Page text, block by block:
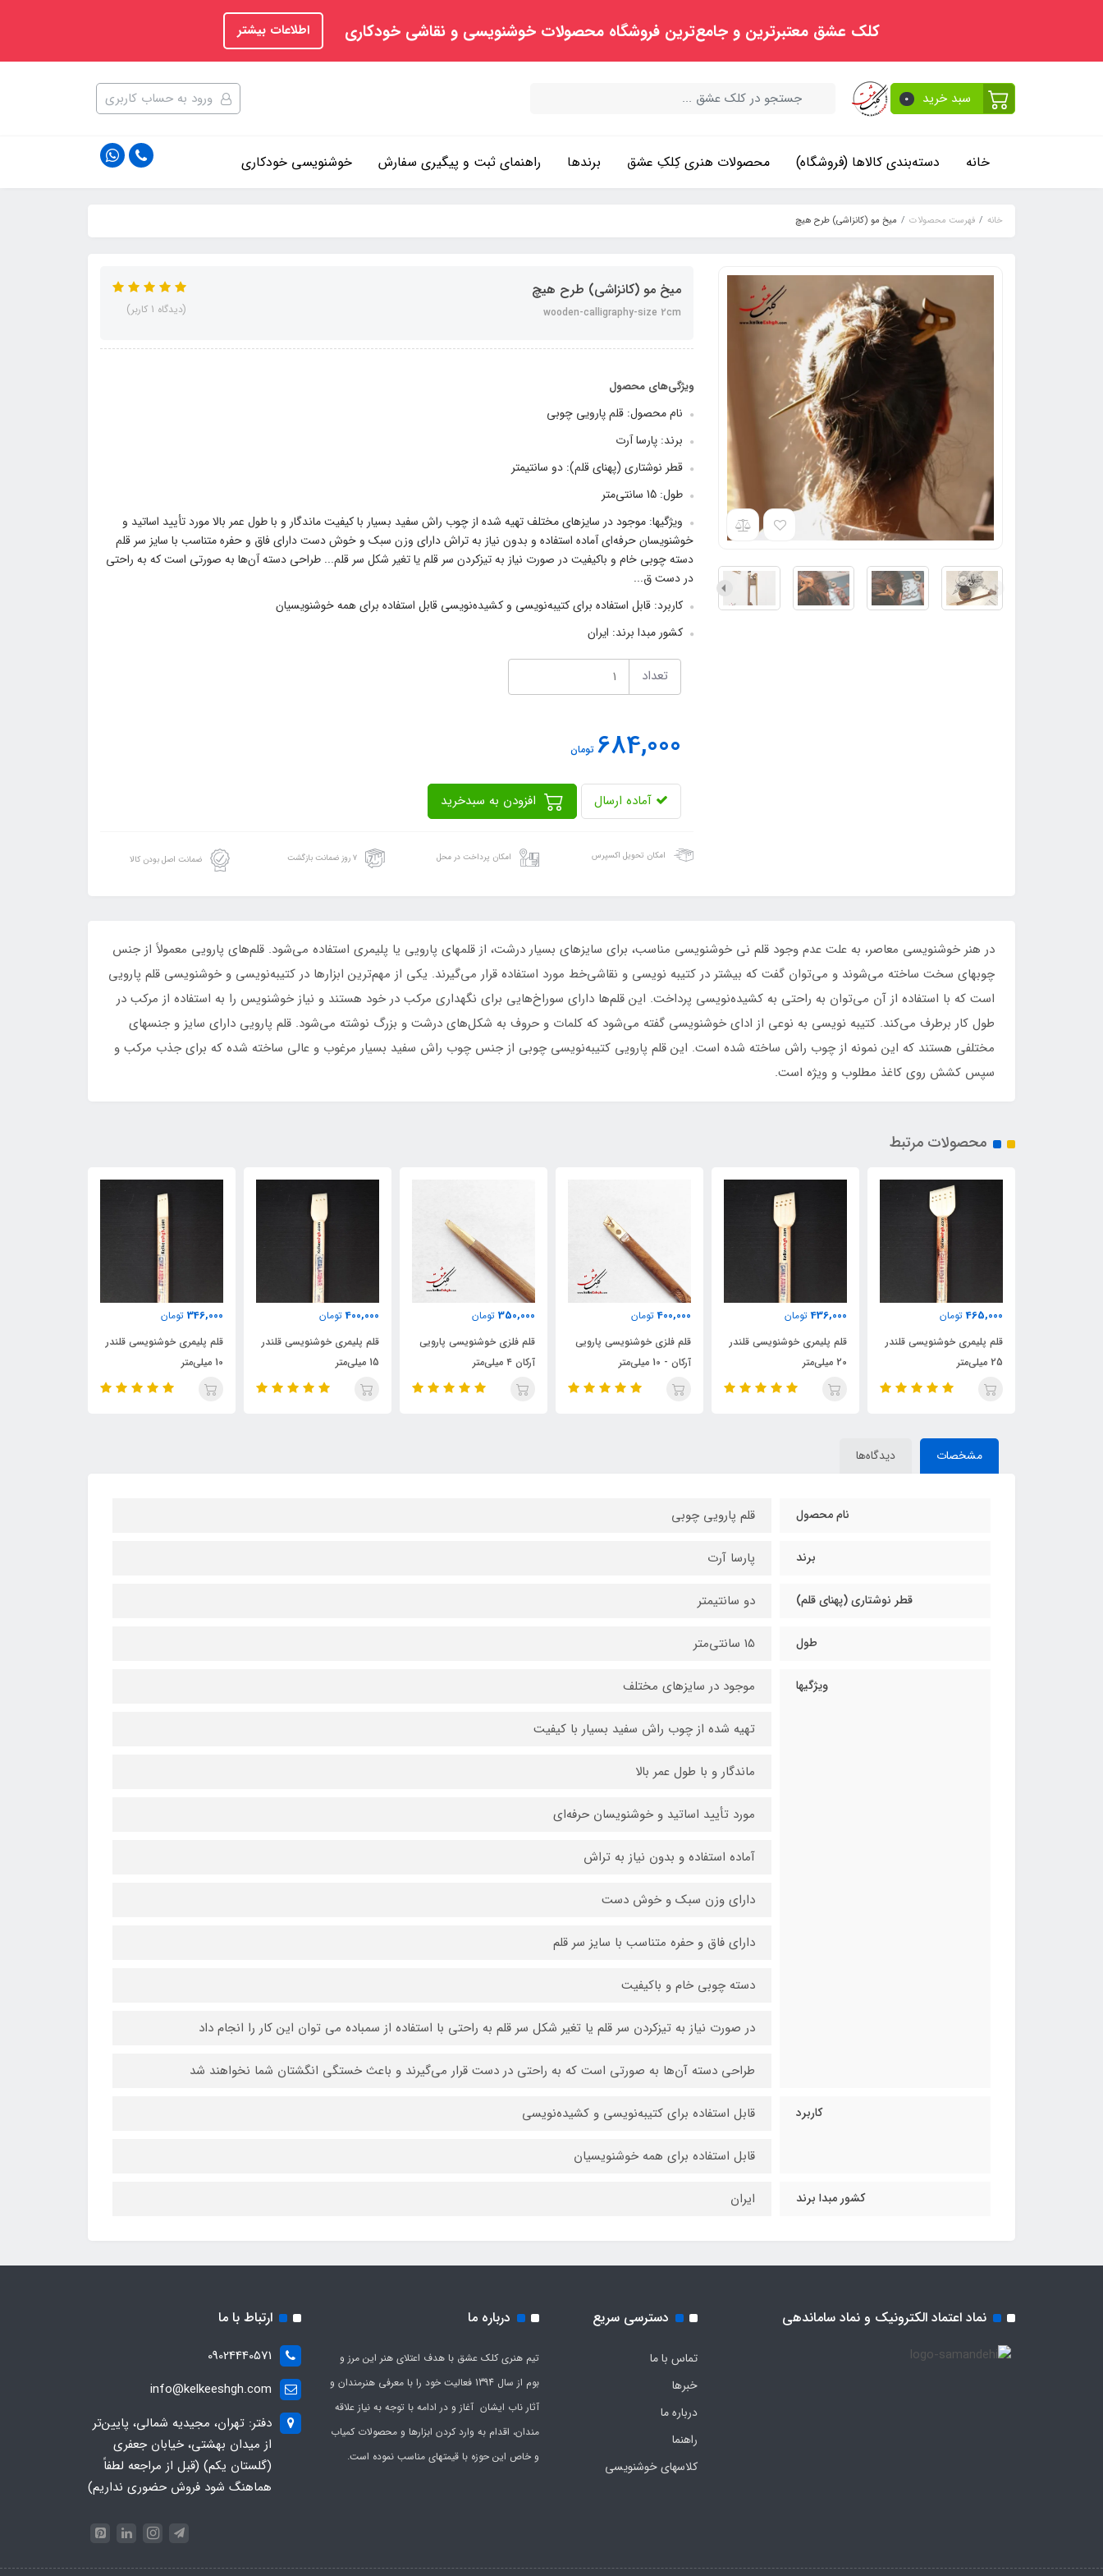
کلک عشق معتبرترین و جامع‌ترین فروشگاه محصولات خوشنویسی و نقاشی خودکاری اطلاعات بیشتر
سبد خرید 0 ورود به حساب کاربری
خانه دسته‌بندی کالاها (فروشگاه) محصولات هنری کِلکِ عشق برندها راهنمای ثبت و پیگیری سفارش خوشنویسی خودکاری
خانه فهرست محصولات میخ مو (کانزاشی) طرح هیچ
میخ مو (کانزاشی) طرح هیچ
wooden-calligraphy-size 2cm (دیدگاه 1 کاربر)
ویژگی‌های محصول
نام محصول: قلم پارویی چوبی
برند: پارسا آرت
قطر نوشتاری (پهنای قلم): دو سانتیمتر
طول: 15 سانتی‌متر
ویژگیها: موجود در سایزهای مختلف تهیه شده از چوب راش سفید بسیار با کیفیت ماندگار و با طول عمر بالا مورد تأیید اساتید و
خوشنویسان حرفه‌ای آماده استفاده و بدون نیاز به تراش دارای وزن سبک و خوش دست دارای فاق و حفره متناسب با سایز سر قلم
دسته چوبی خام و باکیفیت در صورت نیاز به تیزکردن سر قلم یا تغیر شکل سر قلم... طراحی دسته آن‌ها به صورتی است که به راحتی
در دست ق...
کاربرد: قابل استفاده برای کتیبه‌نویسی و کشیده‌نویسی قابل استفاده برای همه خوشنویسیان
کشور مبدا برند: ایران
تعداد
684,000تومان
آماده ارسال
امکان تحویل اکسپرس امکان پرداخت در محل ۷ روز ضمانت بازگشت ضمانت اصل بودن کالا
در هنر خوشنویسی معاصر، به علت عدم وجود قلم نی خوشنویسی مناسب، برای سایزهای بسیار درشت، از قلمهای پارویی یا پلیمری استفاده می‌شود. قلم‌های پارویی معمولاً از جنس
چوبهای سخت ساخته می‌شوند و می‌توان گفت که بیشتر در کتیبه نویسی و نقاشی‌خط مورد استفاده قرار می‌گیرند. یکی از مهم‌ترین ابزارها در کتیبه‌نویسی و خوشنویسی قلم پارویی
است که با استفاده از آن می‌توان به راحتی به کشیده‌نویسی پرداخت. این قلم‌ها دارای سوراخ‌هایی برای نگهداری مرکب در خود هستند و نیاز خوشنویس را به استفاده از مرکب در
طول کار برطرف می‌کند. کتیبه نویسی به نوعی از ادای خوشنویسی گفته می‌شود که کلمات و حروف به شکل‌های درشت و بزرگ نوشته می‌شود. قلم پارویی دارای سایز و جنسهای
مختلفی هستند که این نمونه از چوب راش ساخته شده است. این قلم پارویی کتیبه‌نویسی چوبی از جنس چوب راش سفید بسیار مرغوب و عالی ساخته شده که برای جذب مرکب و
سپس کشش روی کاغذ مطلوب و ویژه است.
محصولات مرتبط
436,000 تومان
قلم پلیمری خوشنویسی قلندر
20 میلی‌متر
400,000 تومان
قلم فلزی خوشنویسی پارویی
آرکان - 10 میلی‌متر
350,000 تومان
قلم فلزی خوشنویسی پارویی
آرکان ۴ میلی‌متر
400,000 تومان
قلم پلیمری خوشنویسی قلندر
15 میلی‌متر
346,000 تومان
قلم پلیمری خوشنویسی قلندر
10 میلی‌متر
264,000 تومان
قلم پلیمری خوشنویسی قلندر
6 میلی‌متر
مشخصات دیدگاه‌ها
نام محصول قلم پارویی چوبی
برند پارسا آرت
قطر نوشتاری (پهنای قلم) دو سانتیمتر
طول 15 سانتی‌متر
ویژگیها موجود در سایزهای مختلف
تهیه شده از چوب راش سفید بسیار با کیفیت
ماندگار و با طول عمر بالا
مورد تأیید اساتید و خوشنویسان حرفه‌ای
آماده استفاده و بدون نیاز به تراش
دارای وزن سبک و خوش دست
دارای فاق و حفره متناسب با سایز سر قلم
دسته چوبی خام و باکیفیت
در صورت نیاز به تیزکردن سر قلم یا تغیر شکل سر قلم به راحتی با استفاده از سمباده می توان این کار را انجام داد
طراحی دسته آن‌ها به صورتی است که به راحتی در دست قرار می‌گیرند و باعث خستگی انگشتان شما نخواهند شد
کاربرد قابل استفاده برای کتیبه‌نویسی و کشیده‌نویسی
قابل استفاده برای همه خوشنویسیان
کشور مبدا برند ایران
نماد اعتماد الکترونیک و نماد ساماندهی دسترسی سریع
تماس با ما
خبرها
درباره ما
راهنما
کلاسهای خوشنویسی
درباره ما
تیم هنری کلک عشق با هدف اعتلای هنر این مرز و
بوم از سال 1394 فعالیت خود را با معرفی هنرمندان و
آثار ناب ایشان آغاز و در ادامه با توجه به نیاز علاقه
مندان، اقدام به وارد کردن ابزارها و محصولات کمیاب
و خاص این حوزه با قیمتهای مناسب نموده است.
ارتباط با ما
09024440571
info@kelkeeshgh.com
دفتر: تهران، مجیدیه شمالی، پایین‌تر
از میدان بهشتی، خیابان جعفری
(گلستان یکم) (قبل از مراجعه لطفاً
هماهنگ شود فروش حضوری نداریم)